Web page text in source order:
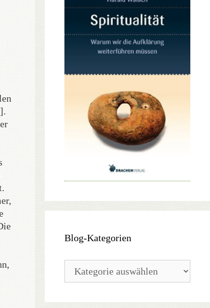
Blog-Kategorien
Kategorien